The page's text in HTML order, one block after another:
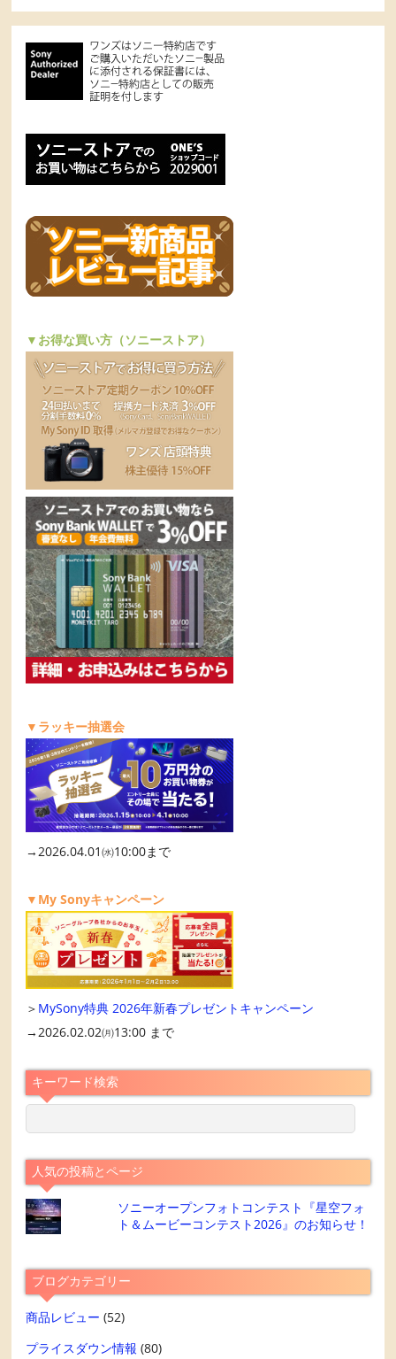
▼お得な買い方（ソニーストア）
▼ラッキー抽選会
→2026.04.01㈬10:00まで
▼My Sonyキャンペーン
＞ MySony特典 2026年新春プレゼントキャンペーン
→2026.02.02㈪13:00 まで
キーワード検索
人気の投稿とページ
ソニーオープンフォトコンテスト『星空フォ
ト＆ムービーコンテスト2026』のお知らせ！
ブログカテゴリー
商品レビュー (52)
プライスダウン情報 (80)